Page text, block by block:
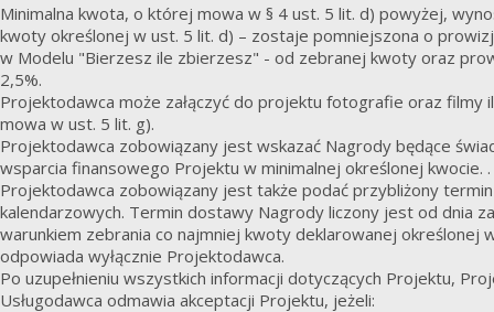
Minimalna kwota, o której mowa w § 4 ust. 5 lit. d) powyżej,
kwoty określonej w ust. 5 lit. d) – zostaje pomniejszona o
w Modelu "Bierzesz ile zbierzesz" - od zebranej kwoty oraz
2,5%.
Projektodawca może załączyć do projektu fotografie oraz
mowa w ust. 5 lit. g).
Projektodawca zobowiązany jest wskazać Nagrody będące
wsparcia finansowego Projektu w minimalnej określonej kwocie. .
Projektodawca zobowiązany jest także podać przybliżony
kalendarzowych. Termin dostawy Nagrody liczony jest od dnia
warunkiem zebrania co najmniej kwoty deklarowanej
odpowiada wyłącznie Projektodawca.
Po uzupełnieniu wszystkich informacji dotyczących Projektu,
Usługodawca odmawia akceptacji Projektu, jeżeli: